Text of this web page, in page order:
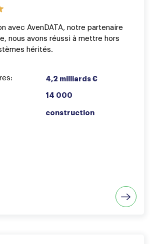
avec AvenDATA, notre partenaire
nous avons réussi à mettre hors
hérités.
4,2 milliards €
14 000
construction